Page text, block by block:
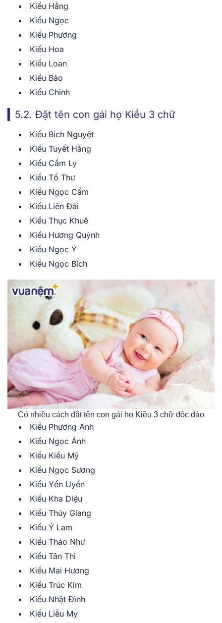
Kiều Hằng
Kiều Ngọc
Kiều Phương
Kiều Hoa
Kiều Loan
Kiều Bảo
Kiều Chinh
5.2. Đặt tên con gái họ Kiều 3 chữ
Kiều Bích Nguyệt
Kiều Tuyết Hằng
Kiều Cẩm Ly
Kiều Tố Thư
Kiều Ngọc Cẩm
Kiều Liên Đài
Kiều Thục Khuê
Kiều Hương Quỳnh
Kiều Ngọc Ý
Kiều Ngọc Bích
Có nhiều cách đặt tên con gái họ Kiều 3 chữ độc đáo
Kiều Phương Anh
Kiều Ngọc Ánh
Kiều Kiều Mỹ
Kiều Ngọc Sương
Kiều Yến Uyển
Kiều Kha Diệu
Kiều Thúy Giang
Kiều Ý Lam
Kiều Thảo Như
Kiều Tân Thi
Kiều Mai Hương
Kiều Trúc Kim
Kiều Nhật Đình
Kiều Liễu My